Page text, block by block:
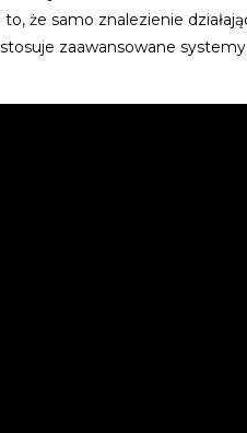
że samo znalezienie
zaawansowane